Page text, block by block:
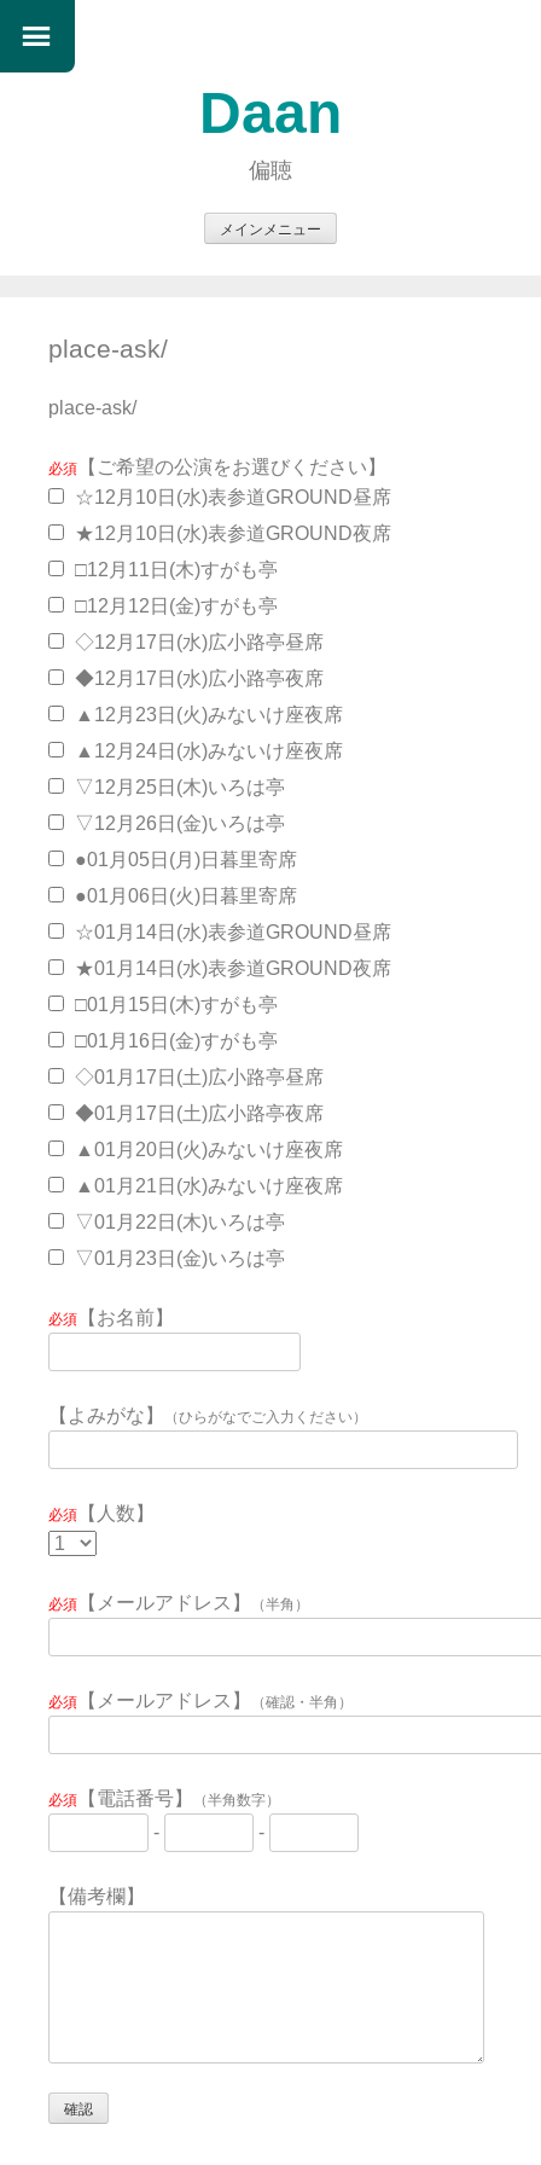
Daan
偏聴
メインメニュー
ン
へ
キ
ッ
プ
place-ask/
place-ask/
必須
【ご希望の公演をお選びください】
☆12月10日(水)表参道GROUND昼席
★12月10日(水)表参道GROUND夜席
□12月11日(木)すがも亭
□12月12日(金)すがも亭
◇12月17日(水)広小路亭昼席
◆12月17日(水)広小路亭夜席
▲12月23日(火)みないけ座夜席
▲12月24日(水)みないけ座夜席
▽12月25日(木)いろは亭
▽12月26日(金)いろは亭
●01月05日(月)日暮里寄席
●01月06日(火)日暮里寄席
☆01月14日(水)表参道GROUND昼席
★01月14日(水)表参道GROUND夜席
□01月15日(木)すがも亭
□01月16日(金)すがも亭
◇01月17日(土)広小路亭昼席
◆01月17日(土)広小路亭夜席
▲01月20日(火)みないけ座夜席
▲01月21日(水)みないけ座夜席
▽01月22日(木)いろは亭
▽01月23日(金)いろは亭
必須 【お名前】
【よみがな】 （ひらがなでご入力ください）
必須 【人数】
必須 【メールアドレス】 （半角）
必須 【メールアドレス】 （確認・半角）
必須 【電話番号】 （半角数字）
- -
【備考欄】